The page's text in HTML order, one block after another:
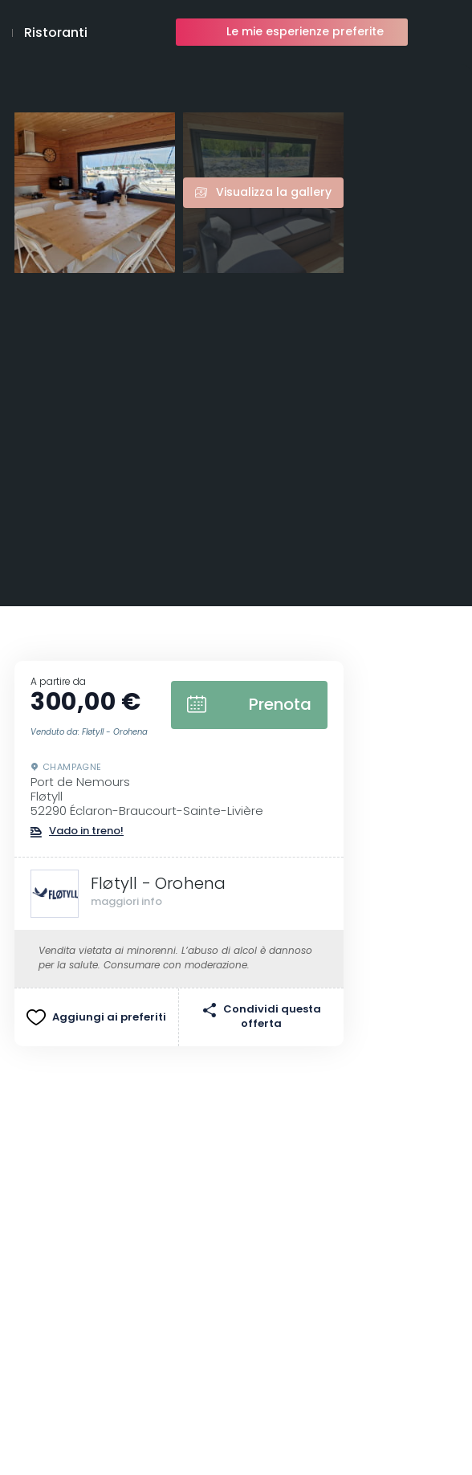
Ristoranti Le mie esperienze preferite
Visualizza la gallery
A partire da
300,00 €
Venduto da: Fløtyll - Orohena
Prenota
CHAMPAGNE
Port de Nemours
Fløtyll
52290 Éclaron-Braucourt-Sainte-Livière
Vado in treno!
Fløtyll - Orohena
maggiori info
Vendita vietata ai minorenni. L’abuso di alcol è dannoso
per la salute. Consumare con moderazione.
Aggiungi ai preferiti
Condividi questa
offerta